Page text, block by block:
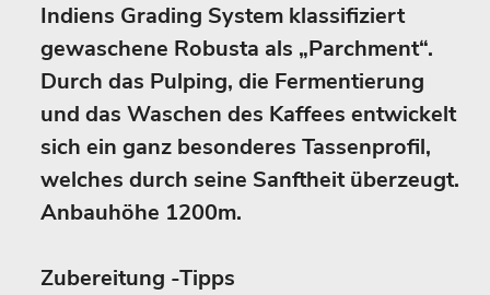
Indiens Grading System klassifiziert
gewaschene Robusta als „Parchment“.
Durch das Pulping, die Fermentierung
und das Waschen des Kaffees entwickelt
sich ein ganz besonderes Tassenprofil,
welches durch seine Sanftheit überzeugt.
Anbauhöhe 1200m.
Zubereitung -Tipps